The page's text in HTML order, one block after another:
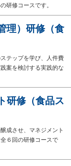
研修コースです。
理）研修（食
テップを学び、人件費
案を検討する実践的な
研修（食品ス
成させ、マネジメント
６回の研修コースで